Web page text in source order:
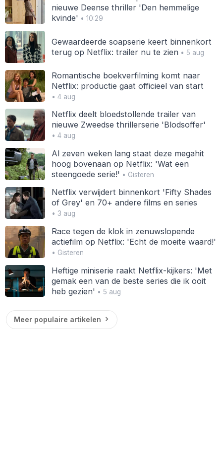
nieuwe Deense thriller 'Den hemmelige
kvinde' • 10:29
Gewaardeerde soapserie keert binnenkort
terug op Netflix: trailer nu te zien• 5 aug
Romantische boekverfilming komt naar
Netflix: productie gaat officieel van start
• 4 aug
Netflix deelt bloedstollende trailer van
nieuwe Zweedse thrillerserie 'Blodsoffer'
• 4 aug
Al zeven weken lang staat deze megahit
hoog bovenaan op Netflix: 'Wat een
steengoede serie!' • Gisteren
Netflix verwijdert binnenkort 'Fifty Shades
of Grey' en 70+ andere films en series
• 3 aug
Race tegen de klok in zenuwslopende
actiefilm op Netflix: 'Echt de moeite waard!'
• Gisteren
Heftige miniserie raakt Netflix-kijkers: 'Met
gemak een van de beste series die ik ooit
heb gezien' • 5 aug
Meer populaire artikelen